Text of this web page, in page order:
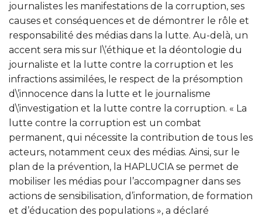
journalistes les manifestations de la corruption, ses
causes et conséquences et de démontrer le rôle et
responsabilité des médias dans la lutte. Au-delà, un
accent sera mis sur l\’éthique et la déontologie du
journaliste et la lutte contre la corruption et les
infractions assimilées, le respect de la présomption
d\’innocence dans la lutte et le journalisme
d\’investigation et la lutte contre la corruption. « La
lutte contre la corruption est un combat
permanent, qui nécessite la contribution de tous les
acteurs, notamment ceux des médias. Ainsi, sur le
plan de la prévention, la HAPLUCIA se permet de
mobiliser les médias pour l’accompagner dans ses
actions de sensibilisation, d’information, de formation
et d’éducation des populations », a déclaré